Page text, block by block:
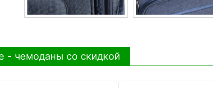
- чемоданы со скидкой